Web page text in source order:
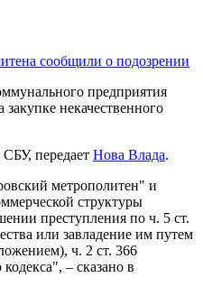
предприятия
некачественного
передает Нова Влада.
метрополитен" и
структуры
преступления по ч. 5 ст.
или завладение им путем
ч. 2 ст. 366
– сказано в